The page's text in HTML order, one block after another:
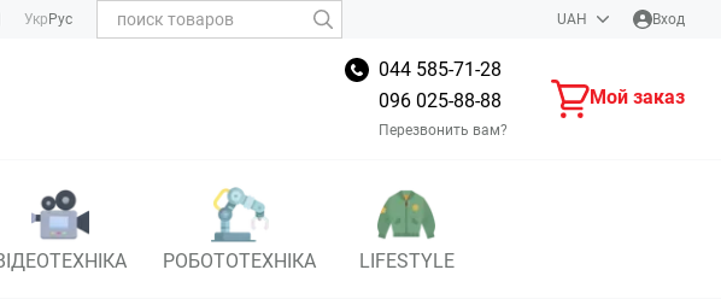
Укр Рус UAH Вход
044 585-71-28
096 025-88-88
Перезвонить вам?
Мой заказ
РОБОТОТЕХНІКА LIFESTYLE